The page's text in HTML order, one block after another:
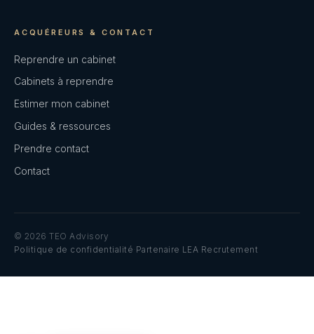
ACQUÉREURS & CONTACT
Reprendre un cabinet
Cabinets à reprendre
Estimer mon cabinet
Guides & ressources
Prendre contact
Contact
© 2026 TEO Advisory
Politique de confidentialité Partenaire LEA Recrutement